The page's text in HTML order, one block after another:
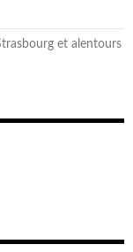
et alentours